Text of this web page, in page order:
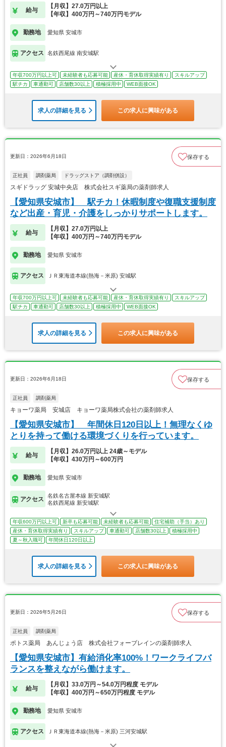
給与
【月収】27.0万円以上
【年収】400万円～740万円モデル
勤務地 愛知県 安城市
アクセス 名鉄西尾線 南安城駅
年収700万円以上可 未経験者も応募可能 産休・育休取得実績有り
スキルアップ
駅チカ
車通勤可 店舗数30以上 積極採用中 WEB面接OK
求人の詳細を見る この求人に興味がある
更新日：2026年6月18日 保存する
正社員 調剤薬局 ドラッグストア（調剤併設）
スギドラッグ 安城中央店 株式会社スギ薬局の薬剤師求人
【愛知県安城市】 駅チカ！休暇制度や復職支援制度
など出産・育児・介護をしっかりサポートします。
給与
【月収】27.0万円以上
【年収】400万円～740万円モデル
勤務地 愛知県 安城市
アクセス ＪＲ東海道本線(熱海－米原) 安城駅
年収700万円以上可 未経験者も応募可能 産休・育休取得実績有り
スキルアップ
駅チカ
車通勤可 店舗数30以上 積極採用中 WEB面接OK
求人の詳細を見る この求人に興味がある
更新日：2026年6月18日 保存する
正社員 調剤薬局
キョーワ薬局 安城店 キョーワ薬局株式会社の薬剤師求人
【愛知県安城市】 年間休日120日以上！無理なくゆ
とりを持って働ける環境づくりを行っています。
給与
【月収】26.0万円以上 24歳～モデル
【年収】430万円～600万円
勤務地 愛知県 安城市
アクセス
名鉄名古屋本線 新安城駅
名鉄西尾線 新安城駅
年収600万円以上可 新卒も応募可能 未経験者も応募可能
住宅補助（手当）あり
産休・育休取得実績有り
スキルアップ 車通勤可 店舗数30以上
積極採用中
夏～秋入職可
年間休日120日以上
求人の詳細を見る この求人に興味がある
更新日：2026年5月26日 保存する
正社員 調剤薬局
ポトス薬局 あんじょう店 株式会社フォーブレインの薬剤師求人
【愛知県安城市】有給消化率100%！ワークライフバ
ランスを整えながら働けます。
給与
【月収】33.0万円～54.0万円程度 モデル
【年収】400万円～650万円程度 モデル
勤務地 愛知県 安城市
アクセス ＪＲ東海道本線(熱海－米原) 三河安城駅